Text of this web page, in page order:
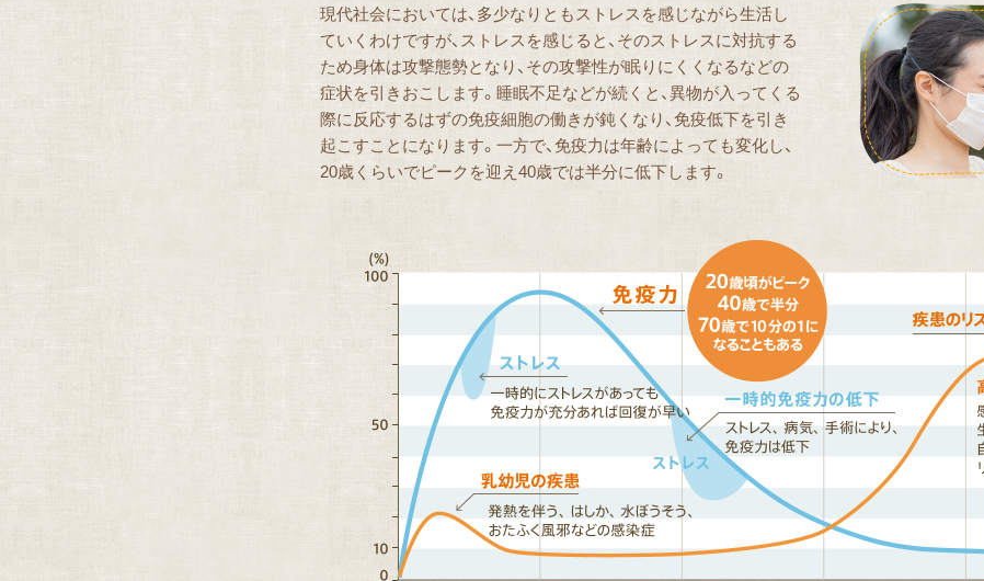
現代社会においては、多少なりともストレスを感じながら生活し
ていくわけですが、ストレスを感じると、そのストレスに対抗する
ため身体は攻撃態勢となり、その攻撃性が眠りにくくなるなどの
症状を引きおこします。睡眠不足などが続くと、異物が入ってくる
際に反応するはずの免疫細胞の働きが鈍くなり、免疫低下を引き
起こすことになります。一方で、免疫力は年齢によっても変化し、
20歳くらいでピークを迎え40歳では半分に低下します。